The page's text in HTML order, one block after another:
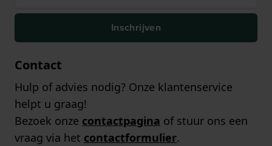
Inschrijven
Contact
Hulp of advies nodig? Onze klantenservice
helpt u graag!
Bezoek onze contactpagina of stuur ons een
vraag via het contactformulier.